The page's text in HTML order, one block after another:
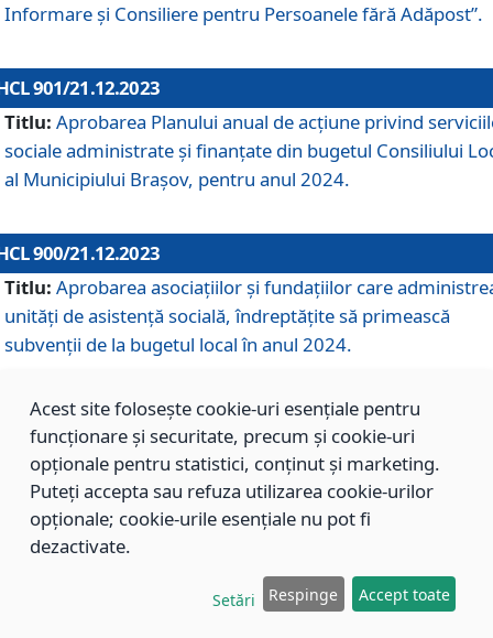
Informare și Consiliere pentru Persoanele fără Adăpost”.
901/21.12.2023
Titlu: Aprobarea Planului anual de acțiune privind
sociale administrate și finanțate din bugetul Consiliului
al Municipiului Brașov, pentru anul 2024.
900/21.12.2023
Titlu: Aprobarea asociațiilor şi fundațiilor care
unități de asistenţă socială, îndreptăţite să primească
subvenţii de la bugetul local în anul 2024.
899/21.12.2023
Aprobarea standardelor de cost pentru serviciile
sociale furnizate în cadrul Direcției de Asistență Socială
Brașov, pentru anul 2024.
Modificarea Anexei la H.C.L. nr. 91 din 09.02.2018,
Acest site folosește cookie-uri esențiale pentru
funcționare și securitate, precum și cookie-uri
opționale pentru statistici, conținut și marketing.
Puteți accepta sau refuza utilizarea cookie-urilor
opționale; cookie-urile esențiale nu pot fi
dezactivate.
Setări Respinge Accept toate